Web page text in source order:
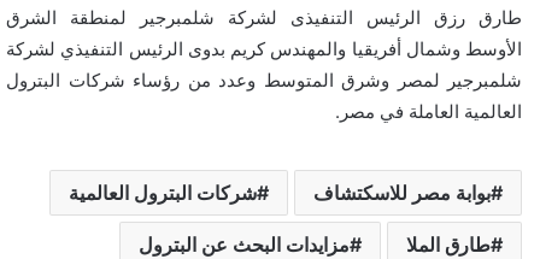
طارق رزق الرئيس التنفيذى لشركة شلمبرجير لمنطقة الشرق
الأوسط وشمال أفريقيا والمهندس كريم بدوى الرئيس التنفيذي لشركة
شلمبرجير لمصر وشرق المتوسط وعدد من رؤساء شركات البترول
العالمية العاملة في مصر.
بوابة مصر للاسكتشاف شركات البترول العالمية
طارق الملا مزايدات البحث عن البترول